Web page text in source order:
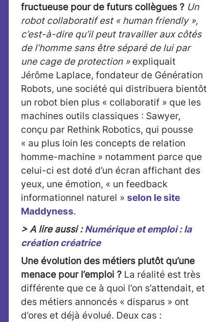
fructueuse pour de futurs collègues ? Un
robot collaboratif est « human friendly »,
c’est-à-dire qu’il peut travailler aux côtés
de l’homme sans être séparé de lui par
une cage de protection » expliquait
Jérôme Laplace, fondateur de Génération
Robots, une société qui distribuera bientôt
un robot bien plus « collaboratif » que les
machines outils classiques : Sawyer,
conçu par Rethink Robotics, qui pousse
« au plus loin les concepts de relation
homme-machine » notamment parce que
celui-ci est doté d’un écran affichant des
yeux, une émotion, « un feedback
informationnel naturel » selon le site
Maddyness.
> A lire aussi :Numérique et emploi : la
création créatrice
Une évolution des métiers plutôt qu’une
menace pour l’emploi ? La réalité est très
différente que ce à quoi l’on s’attendait, et
des métiers annoncés « disparus » ont
d’ores et déjà évolué. Deux cas :